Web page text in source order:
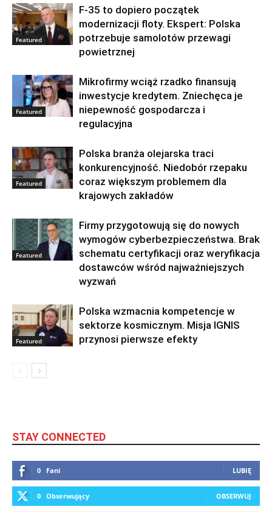
Featured
F-35 to dopiero początek
modernizacji floty. Ekspert: Polska
potrzebuje samolotów przewagi
powietrznej
Featured
Mikrofirmy wciąż rzadko finansują
inwestycje kredytem. Zniechęca je
niepewność gospodarcza i
regulacyjna
Featured
Polska branża olejarska traci
konkurencyjność. Niedobór rzepaku
coraz większym problemem dla
krajowych zakładów
Featured
Firmy przygotowują się do nowych
wymogów cyberbezpieczeństwa. Brak
schematu certyfikacji oraz weryfikacja
dostawców wśród najważniejszych
wyzwań
Featured
Polska wzmacnia kompetencje w
sektorze kosmicznym. Misja IGNIS
przynosi pierwsze efekty
STAY CONNECTED
0 Fani LUBIĘ
0 Obserwujący OBSERWUJ